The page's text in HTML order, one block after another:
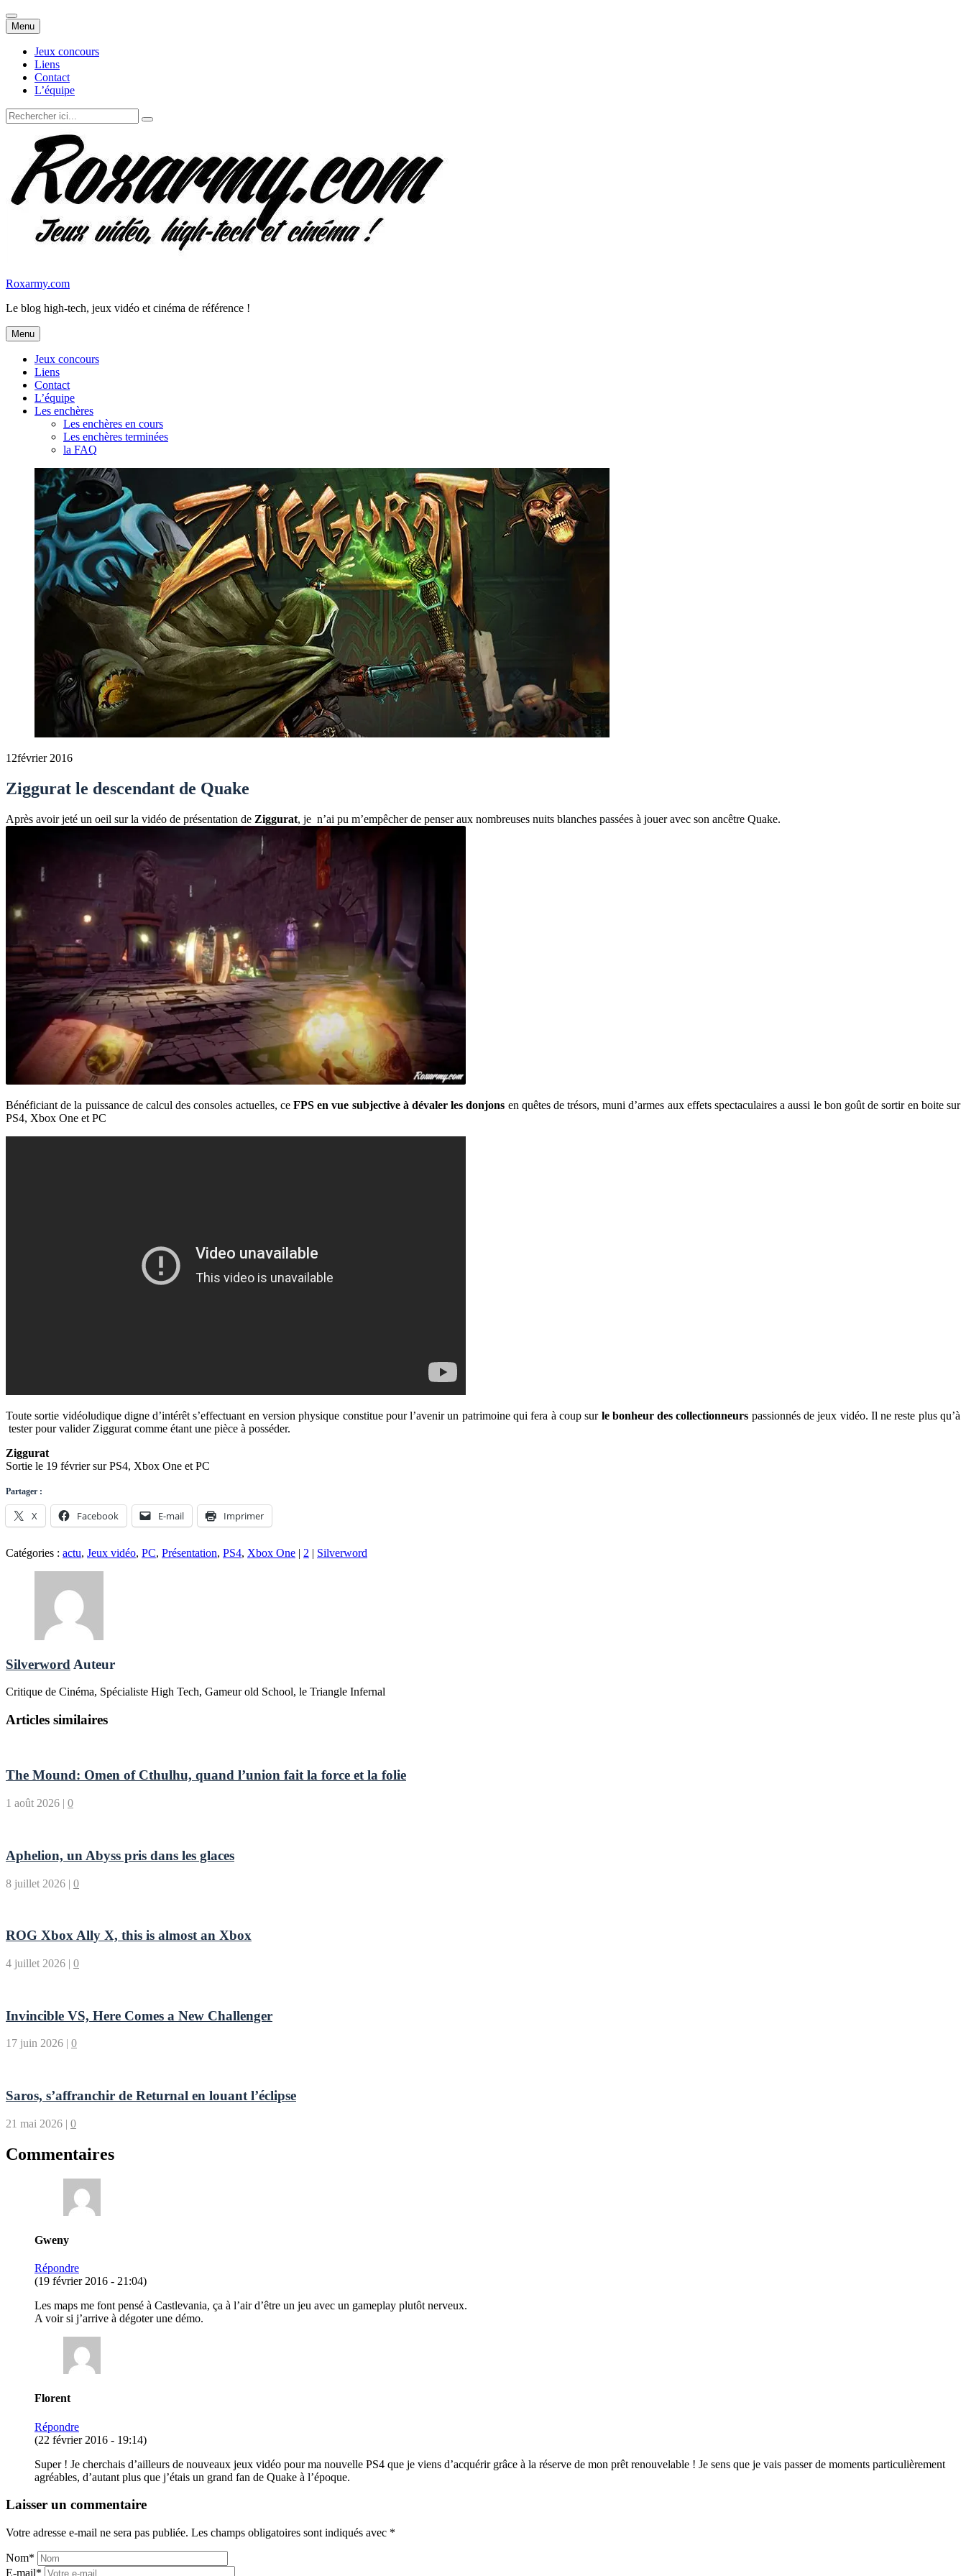
Menu Aller
au
contenu
Jeux concours
Liens
Contact
L’équipe
Recherche
pour
Roxarmy.com
Le blog high-tech, jeux vidéo et cinéma de référence !
Menu Aller
au
contenu
Jeux concours
Liens
Contact
L’équipe
Les enchères
Les enchères en cours
Les enchères terminées
la FAQ
12février 2016
Ziggurat le descendant de Quake
Après avoir jeté un oeil sur la vidéo de présentation de Ziggurat, je n’ai pu m’empêcher de penser aux nombreuses nuits blanches passées à jouer avec son ancêtre Quake.
Bénéficiant de la puissance de calcul des consoles actuelles, ce FPS en vue subjective à dévaler les donjons en quêtes de trésors, muni d’armes aux effets spectaculaires a aussi le bon goût de sortir en boite sur
PS4, Xbox One et PC
Toute sortie vidéoludique digne d’intérêt s’effectuant en version physique constitue pour l’avenir un patrimoine qui fera à coup sur le bonheur des collectionneurs passionnés de jeux vidéo. Il ne reste plus qu’à
tester pour valider Ziggurat comme étant une pièce à posséder.
Ziggurat
Sortie le 19 février sur PS4, Xbox One et PC
Partager :
X Facebook E-mail Imprimer
Catégories : actu, Jeux vidéo, PC, Présentation, PS4, Xbox One | 2 | Silverword
Silverword Auteur
Critique de Cinéma, Spécialiste High Tech, Gameur old School, le Triangle Infernal
Articles similaires
The Mound: Omen of Cthulhu, quand l’union fait la force et la folie
1 août 2026 | 0
Aphelion, un Abyss pris dans les glaces
8 juillet 2026 | 0
ROG Xbox Ally X, this is almost an Xbox
4 juillet 2026 | 0
Invincible VS, Here Comes a New Challenger
17 juin 2026 | 0
Saros, s’affranchir de Returnal en louant l’éclipse
21 mai 2026 | 0
Commentaires
Gweny
Répondre
(19 février 2016 - 21:04)
Les maps me font pensé à Castlevania, ça à l’air d’être un jeu avec un gameplay plutôt nerveux.
A voir si j’arrive à dégoter une démo.
Florent
Répondre
(22 février 2016 - 19:14)
Super ! Je cherchais d’ailleurs de nouveaux jeux vidéo pour ma nouvelle PS4 que je viens d’acquérir grâce à la réserve de mon prêt renouvelable ! Je sens que je vais passer de moments particulièrement
agréables, d’autant plus que j’étais un grand fan de Quake à l’époque.
Laisser un commentaire
Votre adresse e-mail ne sera pas publiée. Les champs obligatoires sont indiqués avec *
Nom*
E-mail*